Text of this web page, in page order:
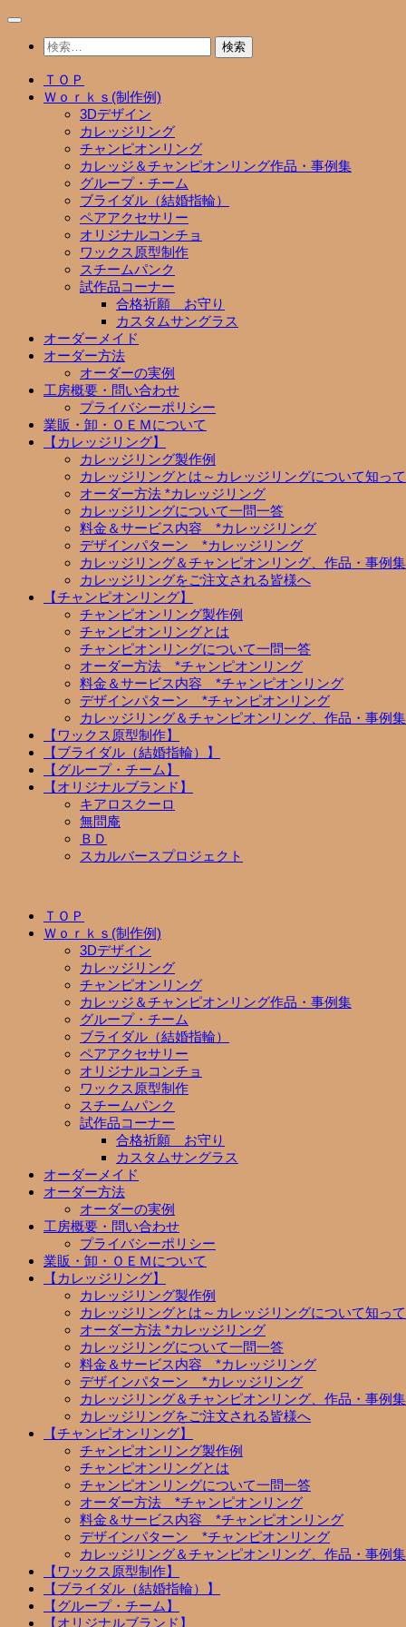
コ
検
索:
ＴＯＰ
Ｗｏｒｋｓ(制作例)
3Dデザイン
カレッジリング
チャンピオンリング
カレッジ＆チャンピオンリング作品・事例集
グループ・チーム
ブライダル（結婚指輪）
ペアアクセサリー
オリジナルコンチョ
ワックス原型制作
スチームパンク
試作品コーナー
合格祈願 お守り
カスタムサングラス
オーダーメイド
オーダー方法
オーダーの実例
工房概要・問い合わせ
プライバシーポリシー
業販・卸・ＯＥＭについて
【カレッジリング】
カレッジリング製作例
カレッジリングとは～カレッジリングについて知っ
オーダー方法 *カレッジリング
カレッジリングについて一問一答
料金＆サービス内容 *カレッジリング
デザインパターン *カレッジリング
カレッジリング＆チャンピオンリング、作品・事例集
カレッジリングをご注文される皆様へ
【チャンピオンリング】
チャンピオンリング製作例
チャンピオンリングとは
チャンピオンリングについて一問一答
オーダー方法 *チャンピオンリング
料金＆サービス内容 *チャンピオンリング
デザインパターン *チャンピオンリング
カレッジリング＆チャンピオンリング、作品・事例集
【ワックス原型制作】
【ブライダル（結婚指輪）】
【グループ・チーム】
【オリジナルブランド】
キアロスクーロ
無問庵
ＢＤ
スカルバースプロジェクト
ＴＯＰ
Ｗｏｒｋｓ(制作例)
3Dデザイン
カレッジリング
チャンピオンリング
カレッジ＆チャンピオンリング作品・事例集
グループ・チーム
ブライダル（結婚指輪）
ペアアクセサリー
オリジナルコンチョ
ワックス原型制作
スチームパンク
試作品コーナー
合格祈願 お守り
カスタムサングラス
オーダーメイド
オーダー方法
オーダーの実例
工房概要・問い合わせ
プライバシーポリシー
業販・卸・ＯＥＭについて
【カレッジリング】
カレッジリング製作例
カレッジリングとは～カレッジリングについて知っ
オーダー方法 *カレッジリング
カレッジリングについて一問一答
料金＆サービス内容 *カレッジリング
デザインパターン *カレッジリング
カレッジリング＆チャンピオンリング、作品・事例集
カレッジリングをご注文される皆様へ
【チャンピオンリング】
チャンピオンリング製作例
チャンピオンリングとは
チャンピオンリングについて一問一答
オーダー方法 *チャンピオンリング
料金＆サービス内容 *チャンピオンリング
デザインパターン *チャンピオンリング
カレッジリング＆チャンピオンリング、作品・事例集
【ワックス原型制作】
【ブライダル（結婚指輪）】
【グループ・チーム】
【オリジナルブランド】